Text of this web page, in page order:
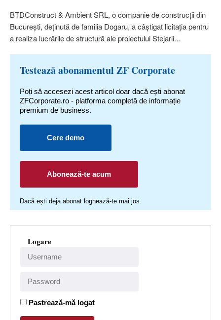
BTDConstruct & Ambient SRL, o companie de construcţii din
Bucureşti, deţinută de familia Dogaru, a câştigat licitaţia pentru
a realiza lu­crările de structură ale proiectului Stejarii...
Testează abonamentul ZF Corporate
Poți să accesezi acest articol doar dacă ești abonat
ZFCorporate.ro - platforma completă de informație
premium de business.
Cere demo
Abonează-te acum
Dacă ești deja abonat loghează-te mai jos.
Logare
Pastrează-mă logat